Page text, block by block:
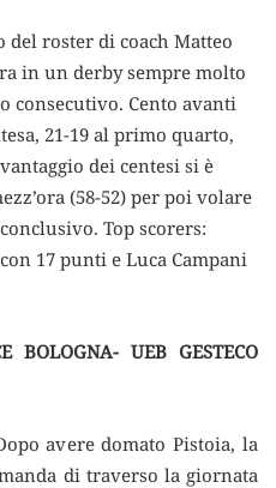
del roster di coach Matteo
in un derby sempre molto
consecutivo. Cento avanti
21-19 al primo quarto,
dei centesi si è
(58-52) per poi volare
Top scorers:
17 punti e Luca Campani
BOLOGNA- UEB GESTECO
avere domato Pistoia, la
di traverso la giornata